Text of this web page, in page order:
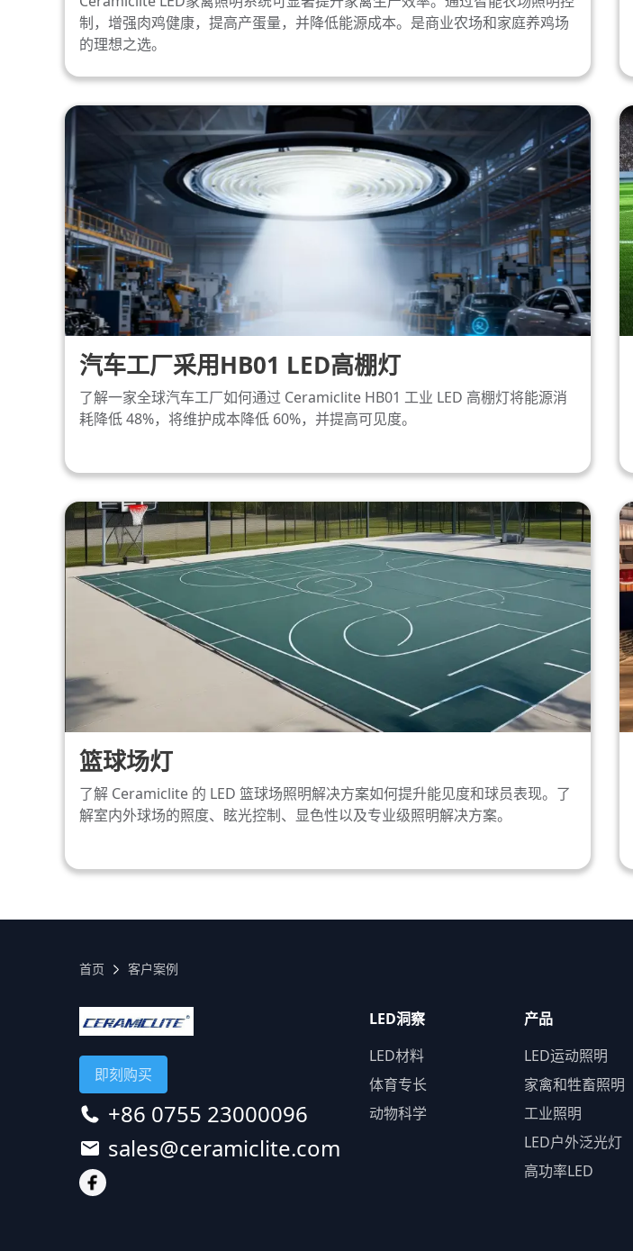
制，增强肉鸡健康，提高产蛋量，并降低能源成本。是商业农场和家庭养鸡场
的理想之选。
汽车工厂采用HB01 LED高棚灯
了解一家全球汽车工厂如何通过 Ceramiclite HB01 工业 LED 高棚灯将能源消
耗降低 48%，将维护成本降低 60%，并提高可见度。
篮球场灯
了解 Ceramiclite 的 LED 篮球场照明解决方案如何提升能见度和球员表现。了
解室内外球场的照度、眩光控制、显色性以及专业级照明解决方案。
首页 客户案例
即刻购买
+86 0755 23000096
sales@ceramiclite.com
LED洞察
LED材料
体育专长
动物科学
产品
LED运动照明
家禽和牲畜照明
工业照明
LED户外泛光灯
高功率LED